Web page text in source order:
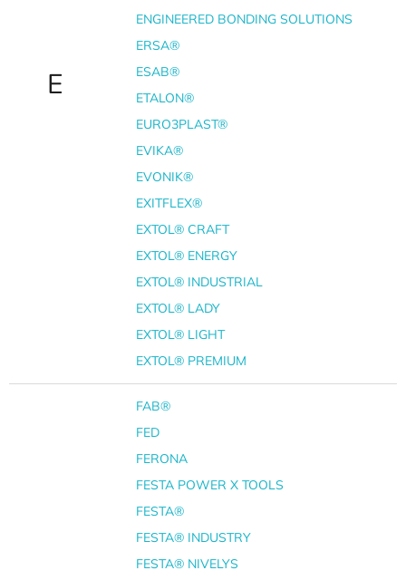
E
ENGINEERED BONDING SOLUTIONS
ERSA®
ESAB®
ETALON®
EURO3PLAST®
EVIKA®
EVONIK®
EXITFLEX®
EXTOL® CRAFT
EXTOL® ENERGY
EXTOL® INDUSTRIAL
EXTOL® LADY
EXTOL® LIGHT
EXTOL® PREMIUM
FAB®
FED
FERONA
FESTA POWER X TOOLS
FESTA®
FESTA® INDUSTRY
FESTA® NIVELYS